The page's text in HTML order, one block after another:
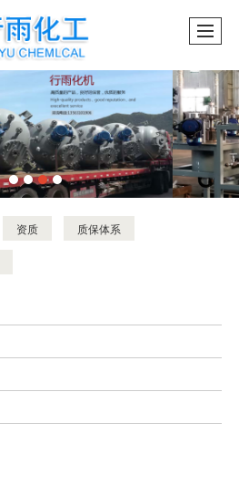
资质 质保体系